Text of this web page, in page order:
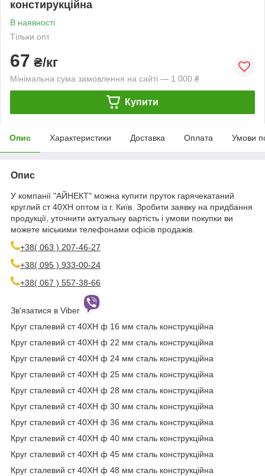
констирукційна
В наявності
Тільки опт
67 ₴/кг
Мінімальна сума замовлення на сайті — 1 000 ₴
Купити
Опис Характеристики Доставка Оплата Умови
Опис
У компанії "АЙНЕКТ" можна купити пруток гарячекатаний
круглий ст 40ХН оптом із г. Київ. Зробити заявку на придбання
продукції, уточнити актуальну вартість і умови покупки ви
можете міськими телефонами офісів продажів.
+38( 063 ) 207-46-27
+38( 095 ) 933-00-24
+38( 067 ) 557-38-66
Зв'язатися в Viber
Круг сталевий ст 40ХН ф 16 мм сталь конструкційна
Круг сталевий ст 40ХН ф 22 мм сталь конструкційна
Круг сталевий ст 40ХН ф 24 мм сталь конструкційна
Круг сталевий ст 40ХН ф 25 мм сталь конструкційна
Круг сталевий ст 40ХН ф 28 мм сталь конструкційна
Круг сталевий ст 40ХН ф 30 мм сталь конструкційна
Круг сталевий ст 40ХН ф 36 мм сталь конструкційна
Круг сталевий ст 40ХН ф 40 мм сталь конструкційна
Круг сталевий ст 40ХН ф 45 мм сталь конструкційна
Круг сталевий ст 40ХН ф 48 мм сталь конструкційна